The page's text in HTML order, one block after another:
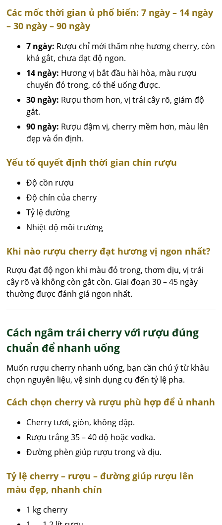
Các mốc thời gian ủ phổ biến: 7 ngày – 14 ngày
– 30 ngày – 90 ngày
7 ngày: Rượu chỉ mới thấm nhẹ hương cherry, còn
khá gắt, chưa đạt độ ngon.
14 ngày: Hương vị bắt đầu hài hòa, màu rượu
chuyển đỏ trong, có thể uống được.
30 ngày: Rượu thơm hơn, vị trái cây rõ, giảm độ
gắt.
90 ngày: Rượu đậm vị, cherry mềm hơn, màu lên
đẹp và ổn định.
Yếu tố quyết định thời gian chín rượu
Độ cồn rượu
Độ chín của cherry
Tỷ lệ đường
Nhiệt độ môi trường
Khi nào rượu cherry đạt hương vị ngon nhất?
Rượu đạt độ ngon khi màu đỏ trong, thơm dịu, vị trái
cây rõ và không còn gắt cồn. Giai đoạn 30 – 45 ngày
thường được đánh giá ngon nhất.
Cách ngâm trái cherry với rượu đúng
chuẩn để nhanh uống
Muốn rượu cherry nhanh uống, bạn cần chú ý từ khâu
chọn nguyên liệu, vệ sinh dụng cụ đến tỷ lệ pha.
Cách chọn cherry và rượu phù hợp để ủ nhanh
Cherry tươi, giòn, không dập.
Rượu trắng 35 – 40 độ hoặc vodka.
Đường phèn giúp rượu trong và dịu.
Tỷ lệ cherry – rượu – đường giúp rượu lên
màu đẹp, nhanh chín
1 kg cherry